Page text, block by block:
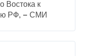
Востока к
РФ, — СМИ